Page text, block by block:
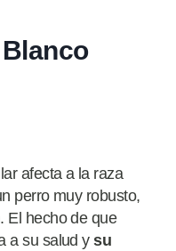
afecta a la raza
perro muy robusto,
El hecho de que
a su salud ysu